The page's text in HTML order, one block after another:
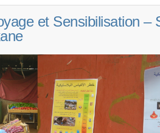
et Sensibilisation –